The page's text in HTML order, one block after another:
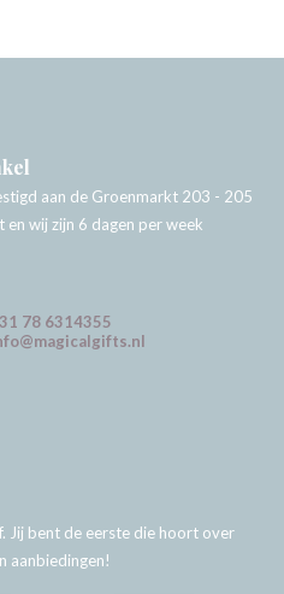
aan de Groenmarkt 203 - 205
en wij zijn 6 dagen per week
78 6314355
Jij bent de eerste die hoort over
aanbiedingen!